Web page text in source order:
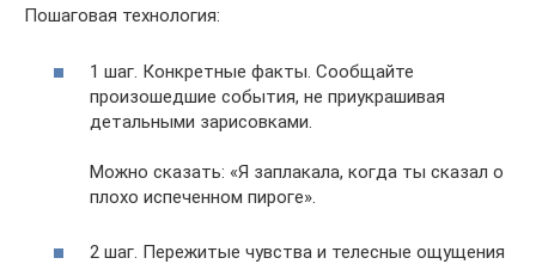
Пошаговая технология:
1 шаг. Конкретные факты. Сообщайте
произошедшие события, не приукрашивая
детальными зарисовками.
Можно сказать: «Я заплакала, когда ты сказал о
плохо испеченном пироге».
2 шаг. Пережитые чувства и телесные ощущения